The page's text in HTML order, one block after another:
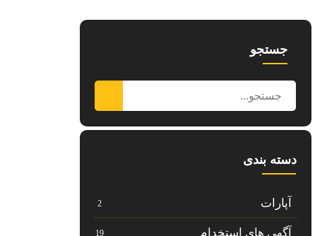
جستجو
دسته بندی
آپارات 2
آگهی های استخدام 19